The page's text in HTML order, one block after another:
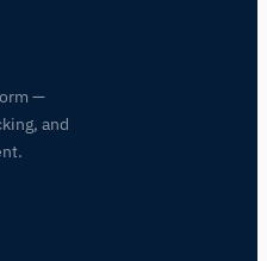
—
and